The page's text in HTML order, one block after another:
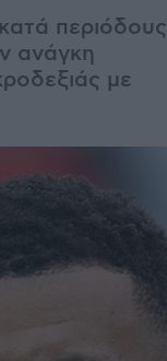
περιόδους
ανάγκη
με